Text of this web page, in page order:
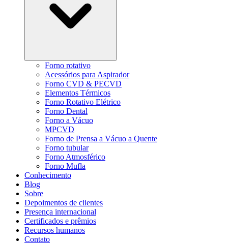
Forno rotativo
Acessórios para Aspirador
Forno CVD & PECVD
Elementos Térmicos
Forno Rotativo Elétrico
Forno Dental
Forno a Vácuo
MPCVD
Forno de Prensa a Vácuo a Quente
Forno tubular
Forno Atmosférico
Forno Mufla
Conhecimento
Blog
Sobre
Depoimentos de clientes
Presença internacional
Certificados e prêmios
Recursos humanos
Contato